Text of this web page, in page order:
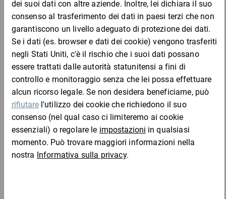
I nostri cartoni recano il simbolo RESY, ovvero soddisfano tutti i
requisiti che ne garantiscono la riciclabilità.
Vantaggi:
montaggio rapido
portata massima 10 kg
Materiale:
Cartone a onda singola
Completa l'ordine con: